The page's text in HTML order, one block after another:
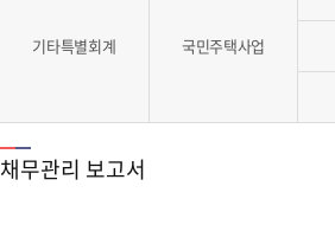
기타특별회계 국민주택사업
채무관리 보고서